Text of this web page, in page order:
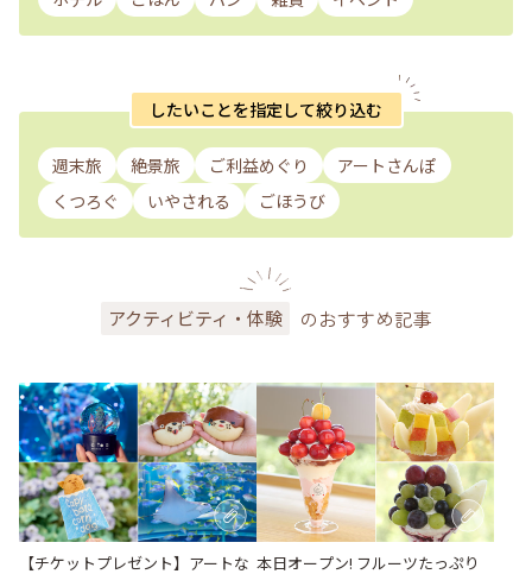
したいことを指定して絞り込む
週末旅 絶景旅 ご利益めぐり
アートさんぽ
くつろぐ
いやされる ごほうび
アクティビティ・体験 のおすすめ記事
【チケットプレゼント】アートな 本日オープン! フルーツたっぷり